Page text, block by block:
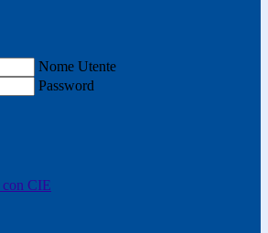
Nome Utente
Password
con CIE